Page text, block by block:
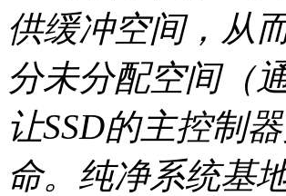
供缓冲空间，从
分未分配空间（
让SSD的主控制
命。纯净系统基